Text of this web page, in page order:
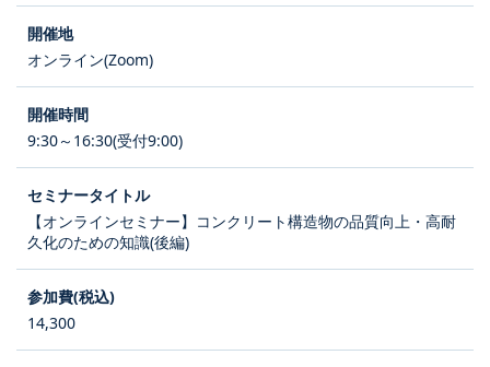
オンライン(Zoom)
9:30～16:30(受付9:00)
【オンラインセミナー】コンクリート構造物の品質向上・高耐
久化のための知識(後編)
14,300